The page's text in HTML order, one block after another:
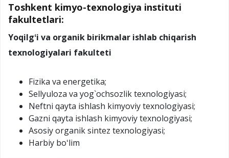
Toshkent kimyo-texnologiya instituti
fakultetlari:
Yoqilgʻi va organik birikmalar ishlab chiqarish
texnologiyalari fakulteti
Fizika va energetika;
Sellyuloza va yog`ochsozlik texnologiyasi;
Neftni qayta ishlash kimyoviy texnologiyasi;
Gazni qayta ishlash kimyoviy texnologiyasi;
Asosiy organik sintez texnologiyasi;
Harbiy boʻlim